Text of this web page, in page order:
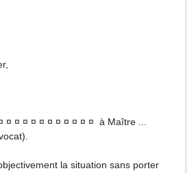
¤ ¤ ¤ ¤ ¤ ¤ ¤ ¤ ¤ ¤ ¤ à Maître ...
la situation sans porter